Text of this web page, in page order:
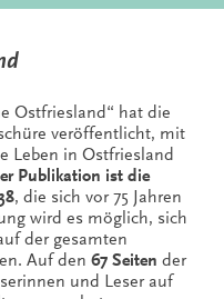
Ostfriesland“ hat die
veröffentlicht, mit
Leben in Ostfriesland
Publikation ist die
, die sich vor 75 Jahren
wird es möglich, sich
der gesamten
Auf den 67 Seiten der
und Leser auf